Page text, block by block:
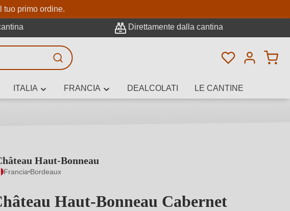
principale
principale
tuo primo ordine.
Direttamente dalla cantina
Hai 0 articoli
ITALIA FRANCIA DEALCOLATI LE CANTINE
Haut-Bonneau
Francia Bordeaux
Haut-Bonneau Cabernet
Ricerca avanzata
vitigno, regione, cantina o